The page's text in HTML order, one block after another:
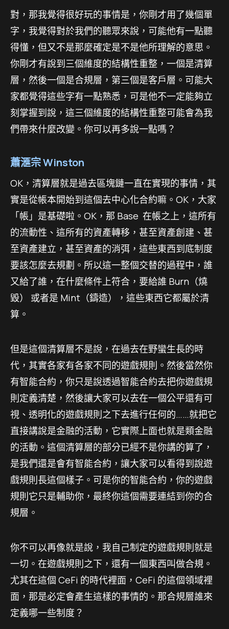
對，那我覺得很好玩的事情是，你剛才用了幾個單
字，我覺得對於我們的聽眾來說，可能他有一點聽
得懂，但又不是那麼確定是不是他所理解的意思。
你剛才有說到三個維度的結構性重整，一個是清算
層，然後一個是合規層，第三個是客戶層。可能大
家都覺得這些字有一點熟悉，可是他不一定能夠立
刻掌握到說，這三個維度的結構性重整可能會為我
們帶來什麼改變。你可以再多說一點嗎？
蕭滙宗 Winston
OK，清算層就是過去區塊鏈一直在實現的事情，其
實是從帳本開始到這個去中心化合約嘛。OK，大家
「帳」是基礎啦。OK，那 Base 在帳之上，這所有
的流動性、這所有的資產轉移，甚至資產創建、甚
至資產建立，甚至資產的消弭，這些東西到底制度
要該怎麼去規劃。所以這一整個交替的過程中，誰
又給了誰，在什麼條件上符合，要給誰 Burn（燒
毀） 或者是 Mint（鑄造），這些東西它都屬於清
算。
但是這個清算層不是說，在過去在野蠻生長的時
代，其實各家有各家不同的遊戲規則。然後當然你
有智能合約，你只是說透過智能合約去把你遊戲規
則定義清楚，然後讓大家可以去在一個公平還有可
視、透明化的遊戲規則之下去進行任何的……就把它
直接講說是金融的活動，它實際上面也就是類金融
的活動。這個清算層的部分已經不是你講的算了，
是我們還是會有智能合約，讓大家可以看得到說遊
戲規則長這個樣子。可是你的智能合約，你的遊戲
規則它只是輔助你，最終你這個需要連結到你的合
規層。
你不可以再像就是說，我自己制定的遊戲規則就是
一切。在遊戲規則之下，還有一個東西叫做合規。
尤其在這個 CeFi 的時代裡面，CeFi 的這個領域裡
面，那是必定會產生這樣的事情的。那合規層誰來
定義哪一些制度？